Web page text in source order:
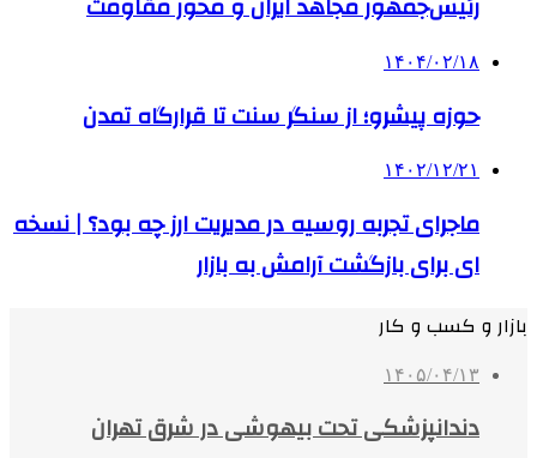
۱۴۰۴/۰۲/۱۸
حوزه پیشرو؛ از سنگر سنت تا قرارگاه تمدن
۱۴۰۲/۱۲/۲۱
ماجرای تجربه روسیه در مدیریت ارز چه بود؟ | نسخه
ای برای بازگشت آرامش به بازار
بازار و کسب و کار
۱۴۰۵/۰۴/۱۳
دندانپزشکی تحت بیهوشی در شرق تهران